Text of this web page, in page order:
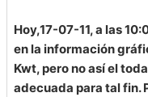
Hoy,17-07-11, a las
en la información
Kwt, pero no así el
adecuada para tal fin.